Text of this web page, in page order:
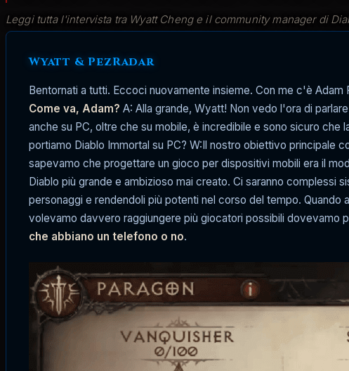
Leggi tutta l'intervista tra Wyatt Cheng e il community manager di
Wyatt & PezRadar
Bentornati a tutti. Eccoci nuovamente insieme. Con me c'è
Come va, Adam? A: Alla grande, Wyatt! Non vedo l'ora di
anche su PC, oltre che su mobile, è incredibile e sono sicuro
portiamo Diablo Immortal su PC? W:Il nostro obiettivo principale
sapevamo che progettare un gioco per dispositivi mobili era il
Diablo più grande e ambizioso mai creato. Ci saranno complessi
personaggi e rendendoli più potenti nel corso del tempo. Quando
volevamo davvero raggiungere più giocatori possibili dovevamo
che abbiano un telefono o no.